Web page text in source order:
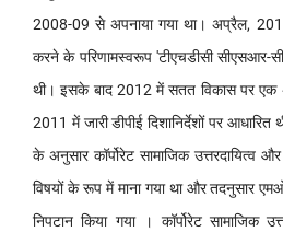
2008-09 से अपनाया गया था। अप्रैल, 2010 में
करने के परिणामस्वरूप 'टीएचडीसी सीएसआर-
थी। इसके बाद 2012 में सतत विकास पर एक
2011 में जारी डीपीई दिशानिर्देशों पर आधारित
के अनुसार कॉर्पोरेट सामाजिक
विषयों के रूप में माना गया था और तदनुसार
निपटान किया गया । कॉर्पोरेट सामाजिक